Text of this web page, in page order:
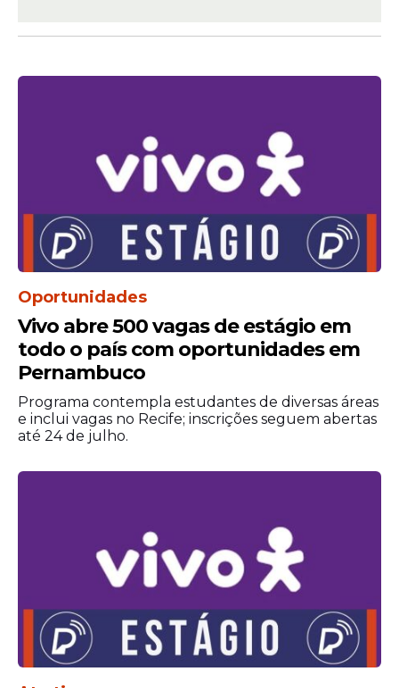
Oportunidades
Vivo abre 500 vagas de estágio em
todo o país com oportunidades em
Pernambuco
Programa contempla estudantes de diversas áreas
e inclui vagas no Recife; inscrições seguem abertas
até 24 de julho.